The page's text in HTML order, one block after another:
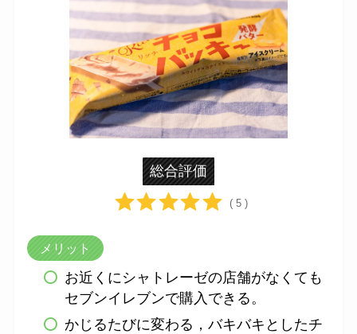
総合評価
( 5 )
メリット
お近くにシャトレーゼの店舗がなくても
セブンイレブンで購入できる。
かじるたびに変わる，バキバキとしたチ